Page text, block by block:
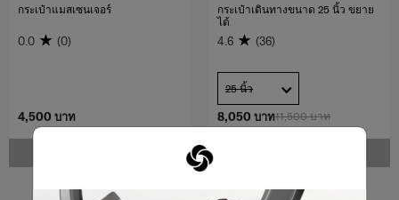
4,500 บาท
กระเป๋าแมสเซนเจอร์
0.0 (0)
11,500 บาท
8,050 บาท
กระเป๋าเดินทางขนาด 25 นิ้ว ขยาย
ได้
4.6 (36)
25 นิ้ว